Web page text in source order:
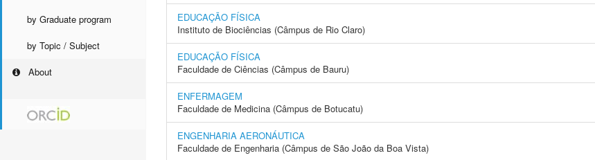
by Graduate program
by Topic / Subject
About
EDUCAÇÃO FÍSICA
Instituto de Biociências (Câmpus de Rio Claro)
EDUCAÇÃO FÍSICA
Faculdade de Ciências (Câmpus de Bauru)
ENFERMAGEM
Faculdade de Medicina (Câmpus de Botucatu)
ENGENHARIA AERONÁUTICA
Faculdade de Engenharia (Câmpus de São João da Boa Vista)